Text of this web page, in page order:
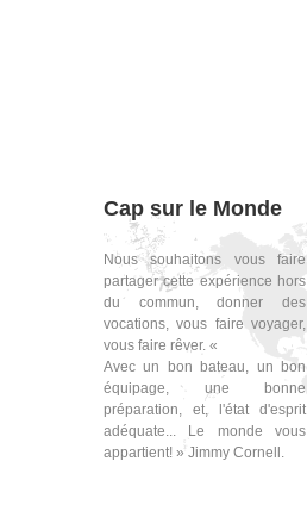
Cap sur le Monde
Nous souhaitons vous faire
partager cette expérience hors
du commun, donner des
vocations, vous faire voyager,
vous faire rêver. «
Avec un bon bateau, un bon
équipage, une bonne
préparation, et, l'état d'esprit
adéquate... Le monde vous
appartient! » Jimmy Cornell.